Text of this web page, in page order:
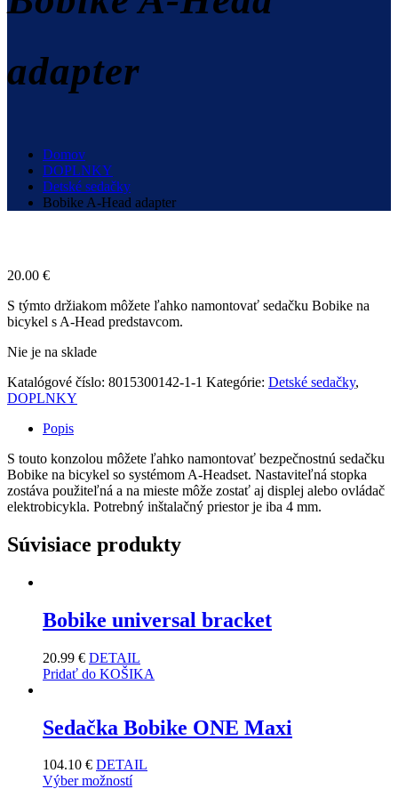
adapter
Domov
DOPLNKY
Detské sedačky
Bobike A-Head adapter
20.00 €
S týmto držiakom môžete ľahko namontovať sedačku Bobike na
bicykel s A-Head predstavcom.
Nie je na sklade
Katalógové číslo: 8015300142-1-1 Kategórie: Detské sedačky,
DOPLNKY
Popis
S touto konzolou môžete ľahko namontovať bezpečnostnú sedačku
Bobike na bicykel so systémom A-Headset. Nastaviteľná stopka
zostáva použiteľná a na mieste môže zostať aj displej alebo ovládač
elektrobicykla. Potrebný inštalačný priestor je iba 4 mm.
Súvisiace produkty
Bobike universal bracket
20.99 € DETAIL
Pridať do KOŠIKA
Sedačka Bobike ONE Maxi
104.10 € DETAIL
Výber možností